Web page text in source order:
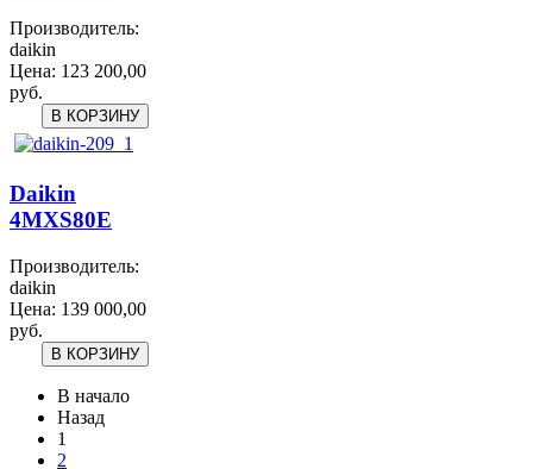
Производитель:
daikin
Цена: 123 200,00
руб.
Daikin
4MXS80E
Производитель:
daikin
Цена: 139 000,00
руб.
В начало
Назад
1
2